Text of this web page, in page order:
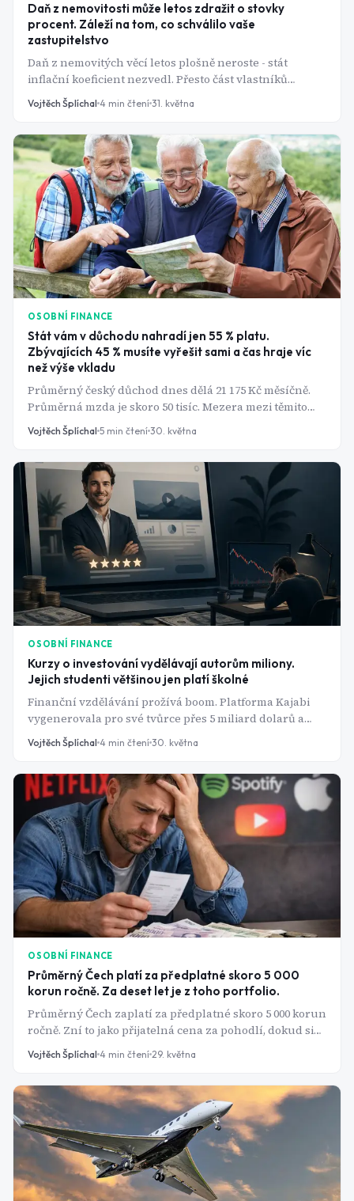
Daň z nemovitosti může letos zdražit o stovky
procent. Záleží na tom, co schválilo vaše
zastupitelstvo
Daň z nemovitých věcí letos plošně neroste - stát
inflační koeficient nezvedl. Přesto část vlastníků
zaplatí výrazně víc než loni, někteří i násobně. Důvod
není v zákoně, ale v obecní vyhlášce: místní koeficient,
do 5,0 a letos ho řada zastupitelstev znovu upravila. Pro
investora do nemovitostí je to signál, že výnosová
kalkulace bez téhle položky není úplná.
Vojtěch Šplíchal 4 min čtení 31. května
OSOBNÍ FINANCE
Stát vám v důchodu nahradí jen 55 % platu.
Zbývajících 45 % musíte vyřešit sami a čas hraje víc
než výše vkladu
Průměrný český důchod dnes dělá 21 175 Kč měsíčně.
Průměrná mzda je skoro 50 tisíc. Mezera mezi těmito
dvěma čísly, téměř 17 tisíc korun každý měsíc, není
chyba ve výpočtu. Je to záměr systému, který se
zlepšil podmínky pro soukromé spoření, ale většina
lidí to stále buď ignoruje, nebo dělá špatně. Tady je
přehled, co funguje a proč záleží hlavně na tom, kdy
začnete.
Vojtěch Šplíchal 5 min čtení 30. května
OSOBNÍ FINANCE
Kurzy o investování vydělávají autorům miliony.
Jejich studenti většinou jen platí školné
Finanční vzdělávání prožívá boom. Platforma Kajabi
vygenerovala pro své tvůrce přes 5 miliard dolarů a
finance patří konzistentně mezi tři nejprodávanější
kategorie online obsahu. Jenže data o výsledcích
retailový investor systematicky zaostává za trhem, a to i
v letech, kdy index roste přes 25 %.
Vojtěch Šplíchal 4 min čtení 30. května
OSOBNÍ FINANCE
Průměrný Čech platí za předplatné skoro 5 000
korun ročně. Za deset let je z toho portfolio.
Průměrný Čech zaplatí za předplatné skoro 5 000 korun
ročně. Zní to jako přijatelná cena za pohodlí, dokud si
nespočítáš, co by ti stejná suma za dvacet let vydělala
na akciovém trhu. Přitom až 4 z 10 lidí platí pravidelně
Vojtěch Šplíchal 4 min čtení 29. května